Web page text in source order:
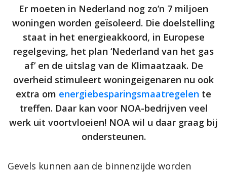
Er moeten in Nederland nog zo’n 7 miljoen
woningen worden geïsoleerd. Die doelstelling
staat in het energieakkoord, in Europese
regelgeving, het plan ‘Nederland van het gas
af’ en de uitslag van de Klimaatzaak. De
overheid stimuleert woningeigenaren nu ook
extra om energiebesparingsmaatregelen te
treffen. Daar kan voor NOA-bedrijven veel
werk uit voortvloeien! NOA wil u daar graag bij
ondersteunen.
Gevels kunnen aan de binnenzijde worden